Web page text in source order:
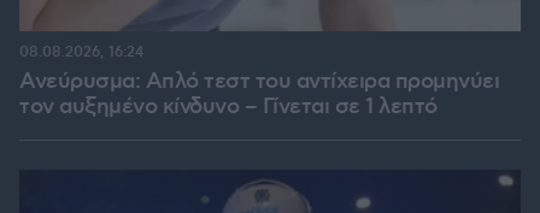
Ανεύρυσμα: Απλό τεστ του αντίχειρα προμηνύει
τον αυξημένο κίνδυνο – Γίνεται σε 1 λεπτό
08.08.2026, 16:24